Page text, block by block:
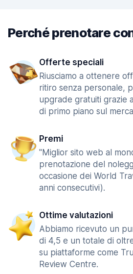
Perché prenotare
Offerte speciali
Riusciamo a ottenere
ritiro senza personale,
upgrade gratuiti grazie
di primo piano sul
Premi
"Miglior sito web al
prenotazione del
occasione dei World
anni consecutivi).
Ottime valutazioni
Abbiamo ricevuto un
di 4,5 e un totale di
su piattaforme come
Review Centre.